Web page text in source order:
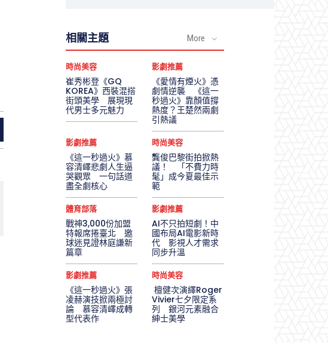
相關主題 More
時尚美容
崔秀彬登《GQ
KOREA》西裝混搭
街頭美學 展現現
代男士多元魅力
影劇推薦
《愛情有煙火》憑
劇情逆襲 《這一
秒過火》靠顏值撐
熱度？王楚然兩劇
引熱議
影劇推薦
《這一秒過火》慕
容清嶧悲劇人生逼
哭觀眾 一句話道
盡全劇核心
時尚美容
龔俊巴黎街拍掀熱
議！ 「不費力時
髦」成今夏最佳示
範
體育部落
戰神3,000份加盟
特報席捲臺北 邀
球迷見證林庭謙新
篇章
影劇推薦
AI不只拍短劇！中
國布局AI電影新時
代 影視人才需求
同步升溫
影劇推薦
《這一秒過火》張
凌赫演技掀兩極討
論 慕容清嶧成轉
型代表作
時尚美容
檀健次演繹Roger
Vivier七夕限定系
列 銀河元素融合
紳士美學